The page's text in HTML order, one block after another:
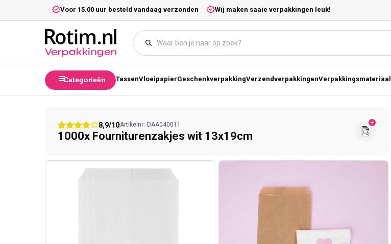
Meteen naar de contentVoor 15.00 uur besteld vandaag verzonden Wij maken saaie verpakkingen leuk!
Categorieën TassenVloeipapierGeschenkverpakkingVerzendverpakkingenVerpakkingsmateriaal
8,9/10Artikelnr: DAA040011
1000x Fourniturenzakjes wit 13x19cm